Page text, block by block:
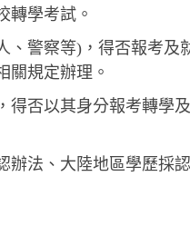
轉學考試。
警察等)，得否報考及
關規定辦理。
否以其身分報考轉學
法、大陸地區學歷採